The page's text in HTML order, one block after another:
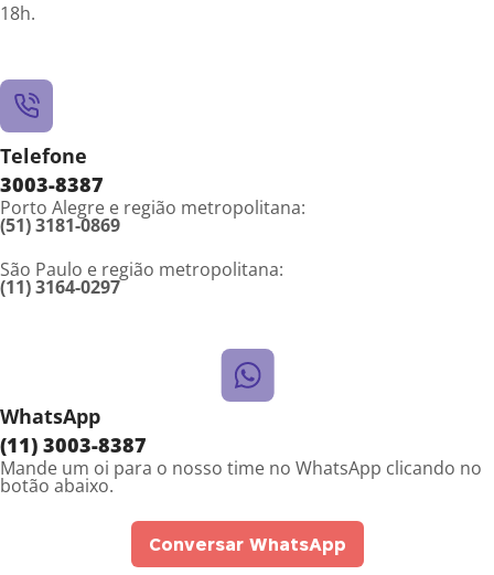
18h.
Telefone
3003-8387
Porto Alegre e região metropolitana:
(51) 3181-0869
São Paulo e região metropolitana:
(11) 3164-0297
WhatsApp
(11) 3003-8387
Mande um oi para o nosso time no WhatsApp clicando no
botão abaixo.
Conversar WhatsApp